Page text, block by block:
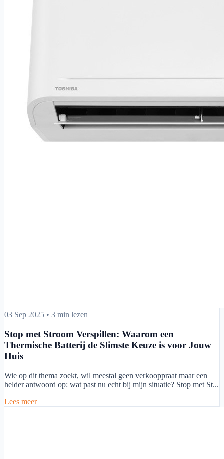
Stop met Stroom Verspillen: Waarom een Thermische Batterij de
03 Sep 2025 • 3 min lezen
Stop met Stroom Verspillen: Waarom een
Thermische Batterij de Slimste Keuze is voor Jouw
Huis
Wie op dit thema zoekt, wil meestal geen verkooppraat maar een
helder antwoord op: wat past nu echt bij mijn situatie? Stop met St...
Lees meer